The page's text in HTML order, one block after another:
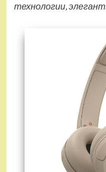
технологии,